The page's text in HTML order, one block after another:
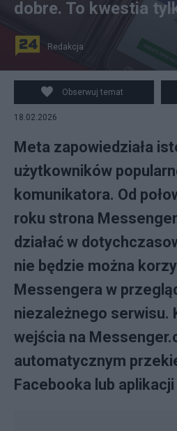
dobre. To kwestia
Redakcja
Obserwuj temat
18.02.2026
Meta zapowiedziała
użytkowników
komunikatora. Od
roku strona
działać w
nie będzie można
Messengera w
niezależnego serwisu.
wejścia na
automatycznym
Facebooka lub